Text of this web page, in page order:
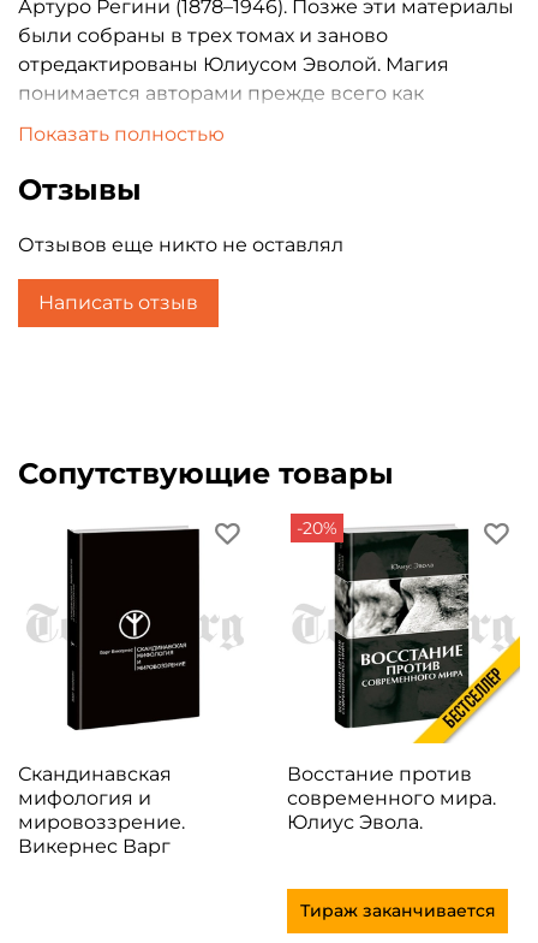
Артуро Регини (1878–1946). Позже эти материалы
были собраны в трех томах и заново
отредактированы Юлиусом Эволой. Магия
понимается авторами прежде всего как
инициатическая наука, нацеленная на
тернистый путь, открытый далеко не всем. В
сборнике излагаются как теоретические
сведения об окружающем мире и месте
практик и личного опыта. Все авторы выступают
под псевдонимами; краткая информация о них
Показать полностью
Отзывы
Отзывов еще никто не оставлял
Написать отзыв
Сопутствующие товары
Скандинавская
мифология и
мировоззрение.
Викернес Варг
-20%
Восстание против
современного мира.
Юлиус Эвола.
Тираж заканчивается